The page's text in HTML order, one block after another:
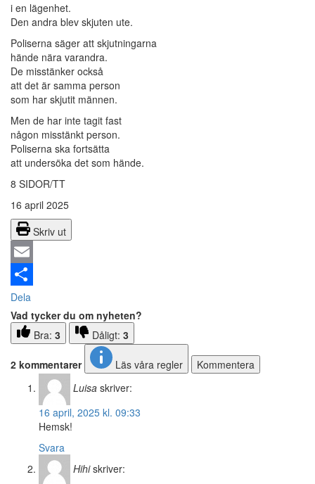
i en lägenhet.
Den andra blev skjuten ute.
Poliserna säger att skjutningarna
hände nära varandra.
De misstänker också
att det är samma person
som har skjutit männen.
Men de har inte tagit fast
någon misstänkt person.
Poliserna ska fortsätta
att undersöka det som hände.
8 SIDOR/TT
16 april 2025
Skriv ut
Email
Dela
Vad tycker du om nyheten?
Bra: 3 Dåligt: 3
2 kommentarer Läs våra regler
Kommentera
Luisa skriver:
16 april, 2025 kl. 09:33
Hemsk!
Svara
Hihi skriver: